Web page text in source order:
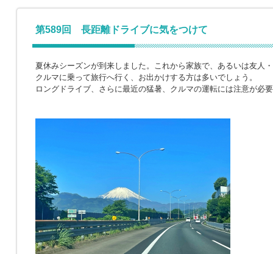
第589回 長距離ドライブに気をつけて
夏休みシーズンが到来しました。これから家族で、あるいは友人
クルマに乗って旅行へ行く、お出かけする方は多いでしょう。
ロングドライブ、さらに最近の猛暑、クルマの運転には注意が必